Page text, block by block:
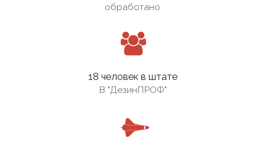
обработано
18 человек в штате
В "ДезинПРОФ"